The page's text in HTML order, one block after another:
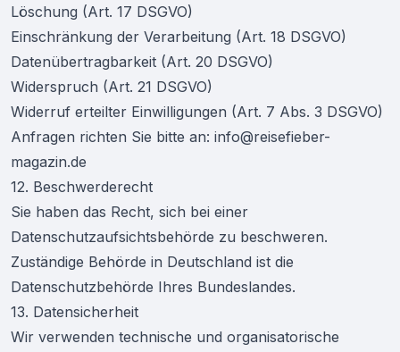
Löschung (Art. 17 DSGVO)
Einschränkung der Verarbeitung (Art. 18 DSGVO)
Datenübertragbarkeit (Art. 20 DSGVO)
Widerspruch (Art. 21 DSGVO)
Widerruf erteilter Einwilligungen (Art. 7 Abs. 3 DSGVO)
Anfragen richten Sie bitte an: info@reisefieber-
magazin.de
12. Beschwerderecht
Sie haben das Recht, sich bei einer
Datenschutzaufsichtsbehörde zu beschweren.
Zuständige Behörde in Deutschland ist die
Datenschutzbehörde Ihres Bundeslandes.
13. Datensicherheit
Wir verwenden technische und organisatorische